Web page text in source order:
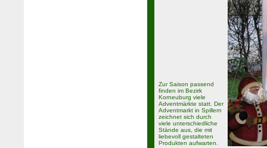
Zur Saison passend
finden im Bezirk
Korneuburg viele
Adventmärkte statt. Der
Adventmarkt in Spillern
zeichnet sich durch
viele unterschiedliche
Stände aus, die mit
liebevoll gestalteten
Produkten aufwarten.